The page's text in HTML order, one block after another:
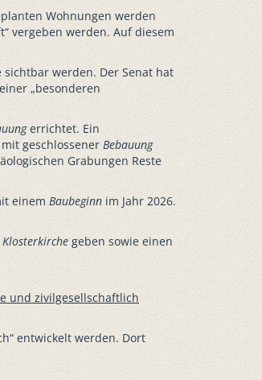
Wohnungen werden
vergeben werden. Auf diesem
werden. Der Senat hat
„besonderen
errichtet. Ein
geschlossener Bebauung
Grabungen Reste
einem Baubeginn im Jahr 2026.
Klosterkirche geben sowie einen
und zivilgesellschaftlich
entwickelt werden. Dort